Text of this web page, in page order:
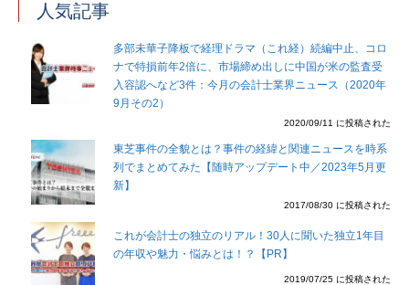
人気記事
多部未華子降板で経理ドラマ（これ経）続編中止、コロ
ナで特損前年2倍に、市場締め出しに中国が米の監査受
入容認へなど3件：今月の会計士業界ニュース（2020年
9月その2）
2020/09/11 に投稿された
東芝事件の全貌とは？事件の経緯と関連ニュースを時系
列でまとめてみた【随時アップデート中／2023年5月更
新】
2017/08/30 に投稿された
これが会計士の独立のリアル！30人に聞いた独立1年目
の年収や魅力・悩みとは！？【PR】
2019/07/25 に投稿された